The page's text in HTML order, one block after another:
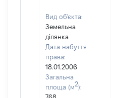
Вид об'єкта:
Земельна
ділянка
Дата набуття
права:
18.01.2006
Загальна
площа (м2):